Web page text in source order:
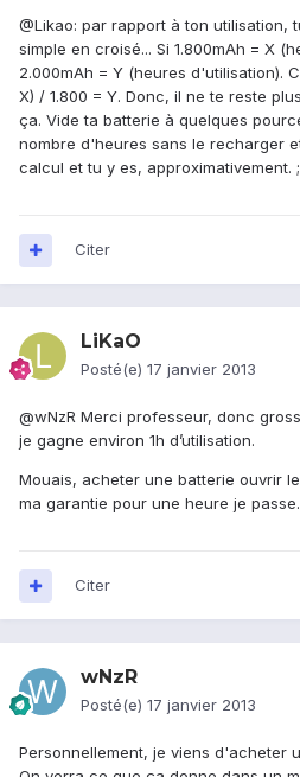
@Likao: par rapport à ton utilisation,
simple en croisé... Si 1.800mAh = X
2.000mAh = Y (heures d'utilisation).
X) / 1.800 = Y. Donc, il ne te reste
ça. Vide ta batterie à quelques
nombre d'heures sans le recharger
calcul et tu y es, approximativement.
Citer
LiKaO
Posté(e) 17 janvier 2013
@wNzR Merci professeur, donc
je gagne environ 1h d’utilisation.
Mouais, acheter une batterie ouvrir
ma garantie pour une heure je
Citer
wNzR
Posté(e) 17 janvier 2013
Personnellement, je viens d'acheter